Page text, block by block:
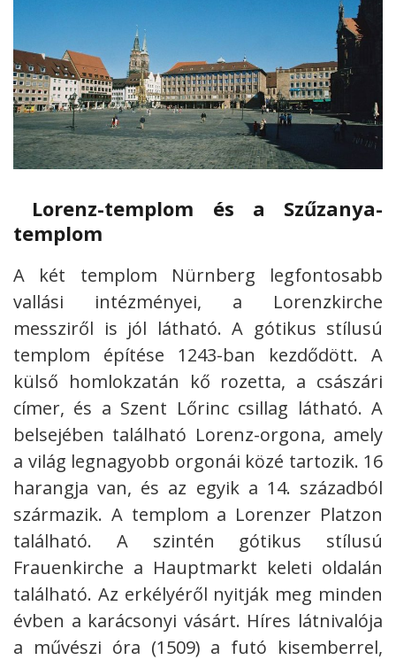
Lorenz-templom és a Szűzanya-
templom
A két templom Nürnberg legfontosabb
vallási intézményei, a Lorenzkirche
messziről is jól látható. A gótikus stílusú
templom építése 1243-ban kezdődött. A
külső homlokzatán kő rozetta, a császári
címer, és a Szent Lőrinc csillag látható. A
belsejében található Lorenz-orgona, amely
a világ legnagyobb orgonái közé tartozik. 16
harangja van, és az egyik a 14. századból
származik. A templom a Lorenzer Platzon
található. A szintén gótikus stílusú
Frauenkirche a Hauptmarkt keleti oldalán
található. Az erkélyéről nyitják meg minden
évben a karácsonyi vásárt. Híres látnivalója
a művészi óra (1509) a futó kisemberrel,